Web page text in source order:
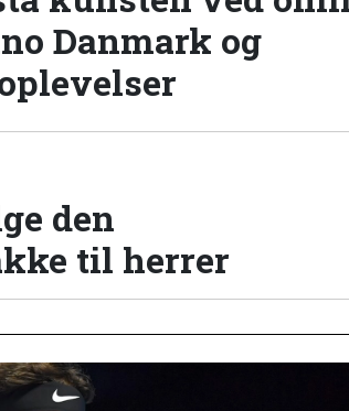
Danmark og
den
til herrer